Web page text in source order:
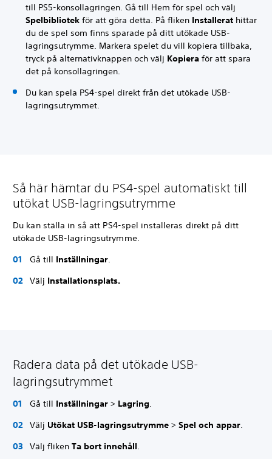
till PS5-konsollagringen. Gå till Hem för spel och välj
Spelbibliotek för att göra detta. På fliken Installerat hittar
du de spel som finns sparade på ditt utökade USB-
lagringsutrymme. Markera spelet du vill kopiera tillbaka,
tryck på alternativknappen och välj Kopiera för att spara
det på konsollagringen.
Du kan spela PS4-spel direkt från det utökade USB-
lagringsutrymmet.
Så här hämtar du PS4-spel automatiskt till
utökat USB-lagringsutrymme
Du kan ställa in så att PS4-spel installeras direkt på ditt
utökade USB-lagringsutrymme.
Gå till Inställningar.
Välj Installationsplats.
Radera data på det utökade USB-
lagringsutrymmet
Gå till Inställningar > Lagring.
Välj Utökat USB-lagringsutrymme > Spel och appar.
Välj fliken Ta bort innehåll.